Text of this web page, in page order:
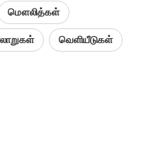
மௌலித்கள்
வெளியீடுகள்